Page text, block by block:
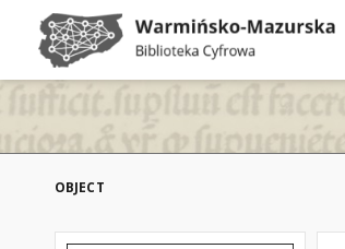
OBJECT